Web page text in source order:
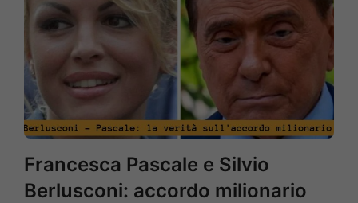
Francesca Pascale e Silvio
Berlusconi: accordo milionario